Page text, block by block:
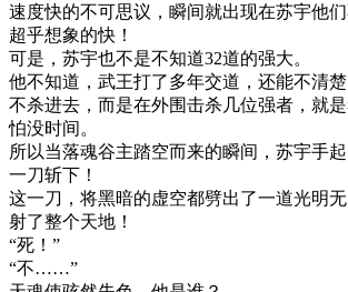
速度快的不可思议，瞬间就出现在苏宇他们
超乎想象的快！
可是，苏宇也不是不知道32道的强大。
他不知道，武王打了多年交道，还能不清楚
不杀进去，而是在外围击杀几位强者，就是
怕没时间。
所以当落魂谷主踏空而来的瞬间，苏宇手
一刀斩下！
这一刀，将黑暗的虚空都劈出了一道光明
射了整个天地！
“死！”
“不……”